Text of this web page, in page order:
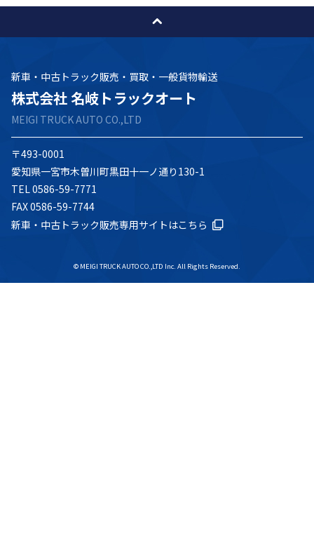
新車・中古トラック販売・買取・一般貨物輸送
株式会社 名岐トラックオート
MEIGI TRUCK AUTO CO.,LTD
〒493-0001
愛知県一宮市木曽川町黒田十一ノ通り130-1
TEL 0586-59-7771
FAX 0586-59-7744
新車・中古トラック販売専用サイトはこちら
© MEIGI TRUCK AUTO CO.,LTD Inc. All Rights Reserved.